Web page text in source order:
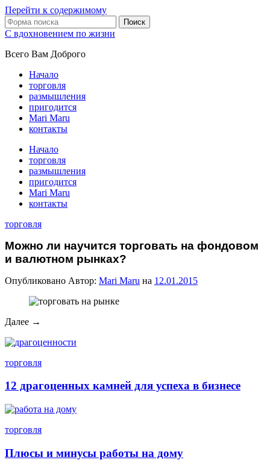
Перейти к содержимому
Поиск
С вдохновением по жизни
Всего Вам Доброго
Начало
торговля
размышления
пригодится
Mari Maru
контакты
Начало
торговля
размышления
пригодится
Mari Maru
контакты
торговля
Можно ли научится торговать на фондовом
и валютном рынках?
Опубликовано Автор: Mari Maru на 12.01.2015
Далее →
торговля
12 драгоценных камней для успеха в бизнесе
торговля
Плюсы и минусы работы на дому